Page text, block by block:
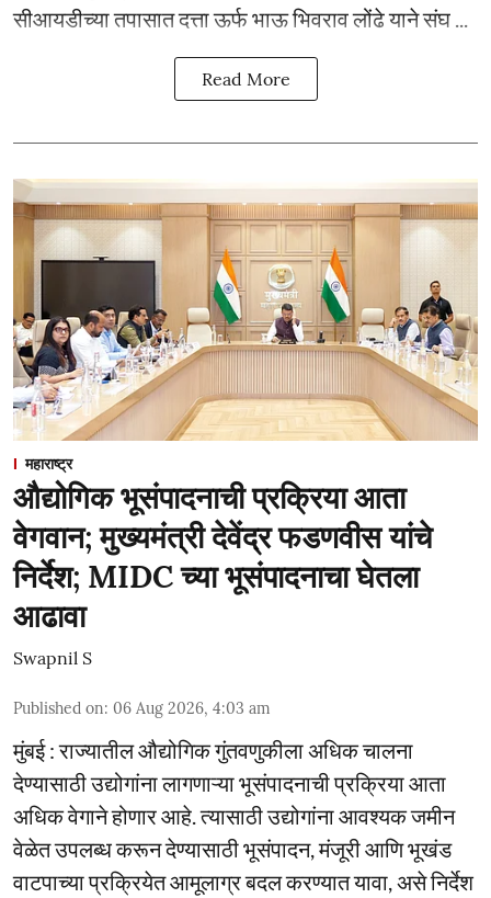
सीआयडीच्या तपासात दत्ता ऊर्फ भाऊ भिवराव लोंढे याने संघ ...
Read More
महाराष्ट्र
औद्योगिक भूसंपादनाची प्रक्रिया आता
वेगवान; मुख्यमंत्री देवेंद्र फडणवीस यांचे
निर्देश; MIDC च्या भूसंपादनाचा घेतला
आढावा
Swapnil S
Published on: 06 Aug 2026, 4:03 am
मुंबई : राज्यातील औद्योगिक गुंतवणुकीला अधिक चालना
देण्यासाठी उद्योगांना लागणाऱ्या भूसंपादनाची प्रक्रिया आता
अधिक वेगाने होणार आहे. त्यासाठी उद्योगांना आवश्यक जमीन
वेळेत उपलब्ध करून देण्यासाठी भूसंपादन, मंजूरी आणि भूखंड
वाटपाच्या प्रक्रियेत आमूलाग्र बदल करण्यात यावा, असे निर्देश